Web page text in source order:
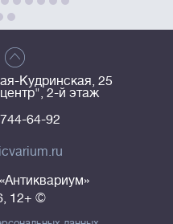
Кудринская, 25
2-й этаж
64-92
12+ ©